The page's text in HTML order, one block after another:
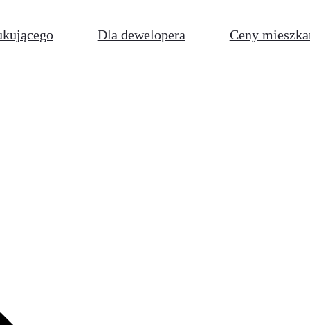
Dla dewelopera Ceny